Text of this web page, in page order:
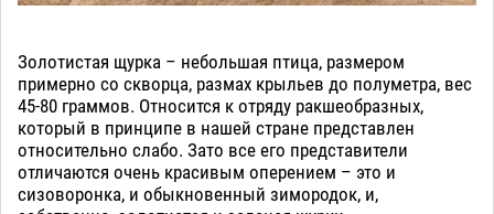
Золотистая щурка – небольшая птица, размером
примерно со скворца, размах крыльев до полуметра, вес
45-80 граммов. Относится к отряду ракшеобразных,
который в принципе в нашей стране представлен
относительно слабо. Зато все его представители
отличаются очень красивым оперением – это и
сизоворонка, и обыкновенный зимородок, и,